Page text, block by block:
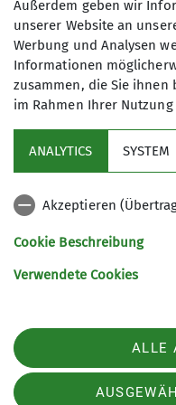
kann. *
Mit (*) markierte
sind Pflichtfelder
Sektion
Aktuelles
88400 Biberach
Telefon +4973513207575
Außerdem geben wir
unserer Website an
Werbung und Analysen
Informationen
zusammen, die Sie
im Rahmen Ihrer
ANALYTICS SYSTEM
Akzeptieren
Cookie Beschreibung
Verwendete Cookies
ALLE